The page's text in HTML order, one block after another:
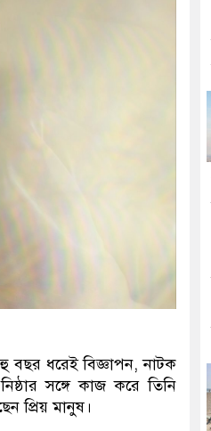
বছর ধরেই বিজ্ঞাপন,নাটক
সঙ্গে কাজ করে তিনি
প্রিয়মানুষ।